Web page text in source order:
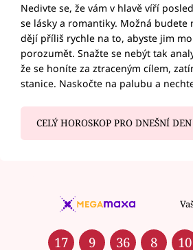
Nedivte se, že vám v hlavě víří
se lásky a romantiky. Možná budete
dějí příliš rychle na to, abyste jim
porozumět. Snažte se nebýt tak
že se honíte za ztraceným cílem,
stanice. Naskočte na palubu a
CELÝ HOROSKOP PRO DNEŠNÍ DEN
17 9 36 8 10